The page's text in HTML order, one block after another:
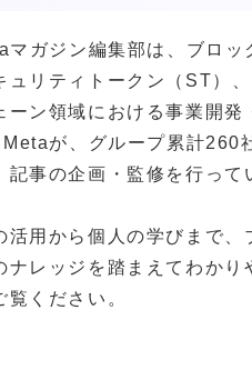
ガジン編集部は、ブロッ
ュリティトークン（ST）
ーン領域における事業開
が、グループ累計260
記事の企画・監修を行って
活用から個人の学びまで
ナレッジを踏まえてわかり
覧ください。